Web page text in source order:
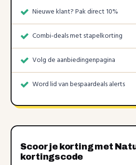
Nieuwe klant? Pak direct 10%
Combi-deals met stapelkorting
Volg de aanbiedingenpagina
Word lid van bespaardeals alerts
Scoor je korting met
kortingscode